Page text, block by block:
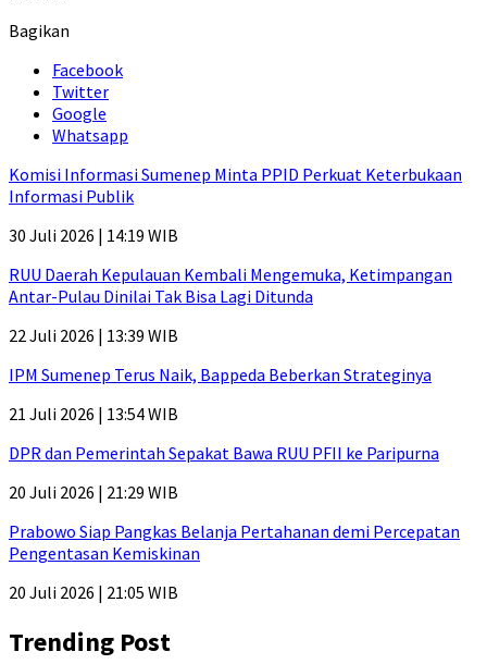
Bagikan
Facebook
Twitter
Google
Whatsapp
Komisi Informasi Sumenep Minta PPID Perkuat Keterbukaan
Informasi Publik
30 Juli 2026 | 14:19 WIB
RUU Daerah Kepulauan Kembali Mengemuka, Ketimpangan
Antar-Pulau Dinilai Tak Bisa Lagi Ditunda
22 Juli 2026 | 13:39 WIB
IPM Sumenep Terus Naik, Bappeda Beberkan Strateginya
21 Juli 2026 | 13:54 WIB
DPR dan Pemerintah Sepakat Bawa RUU PFII ke Paripurna
20 Juli 2026 | 21:29 WIB
Prabowo Siap Pangkas Belanja Pertahanan demi Percepatan
Pengentasan Kemiskinan
20 Juli 2026 | 21:05 WIB
Trending Post